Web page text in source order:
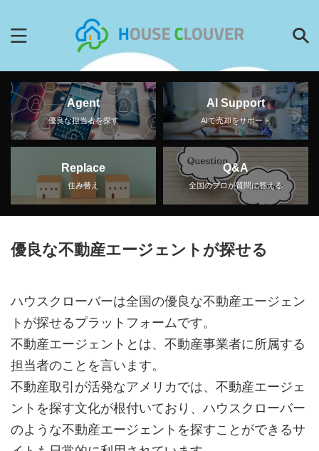
Agent
優良な担当者を探す
AI Support
AIで売却をサポート
Replace
住み替え
Q&A
全国のプロが質問に答える
優良な不動産エージェントが探せる
ハウスクローバーは全国の優良な不動産エージェン
トが探せるプラットフォームです。
不動産エージェントとは、不動産事業者に所属する
担当者のことを言います。
不動産取引が活発なアメリカでは、不動産エージェ
ントを探す文化が根付いており、ハウスクローバー
のような不動産エージェントを探すことができるサ